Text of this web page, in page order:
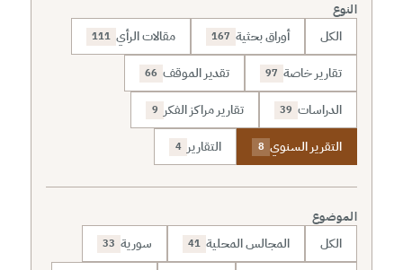
النوع
الكل أوراق بحثية 167 مقالات الرأي 111
تقارير خاصة 97 تقدير الموقف 66
الدراسات 39 تقارير مراكز الفكر 9
التقرير السنوي 8 التقارير 4
الموضوع
الكل المجالس المحلية 41 سورية 33